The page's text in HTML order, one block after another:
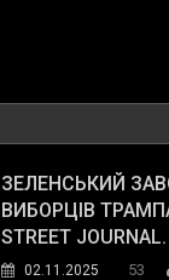
ЗЕЛЕНСЬКИЙ
ВИБОРЦІВ
STREET JOURNAL.
02.11.2025 53